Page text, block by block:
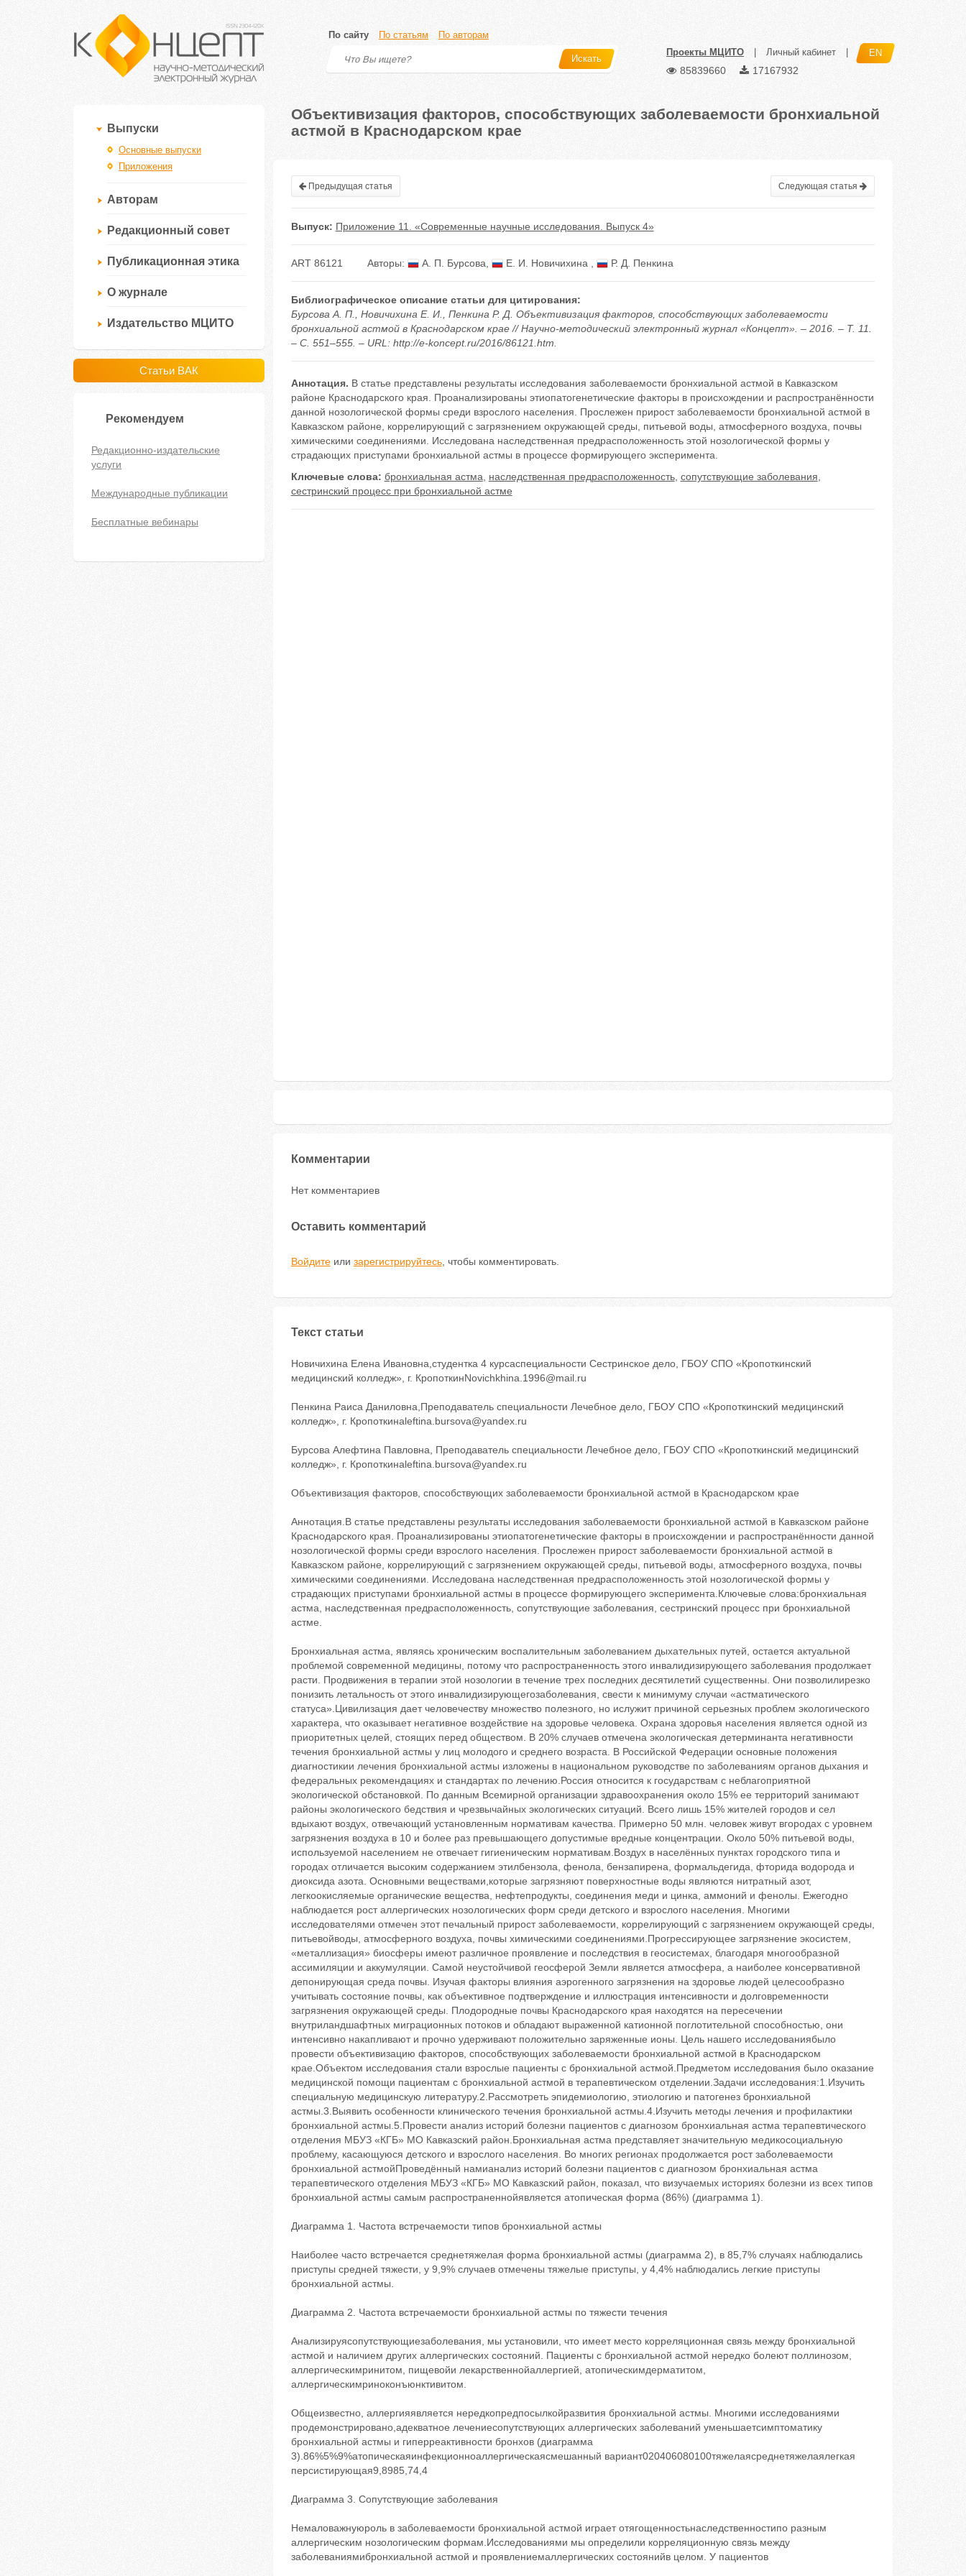
По сайту По статьям По авторам
Искать
Проекты МЦИТО Личный кабинет EN
85839660 17167932
Выпуски
Основные выпуски
Приложения
Авторам
Редакционный совет
Публикационная этика
О журнале
Издательство МЦИТО
Статьи ВАК
Рекомендуем
Редакционно-издательские
услуги
Международные публикации
Бесплатные вебинары
Объективизация факторов, способствующих заболеваемости бронхиальной
астмой в Краснодарском крае
Предыдущая статья Следующая статья
Выпуск: Приложение 11. «Современные научные исследования. Выпуск 4»
ART 86121 Авторы: А. П. Бурсова Е. И. Новичихина Р. Д. Пенкина
Библиографическое описание статьи для цитирования:
Бурсова А. П., Новичихина Е. И., Пенкина Р. Д. Объективизация факторов, способствующих заболеваемости
бронхиальной астмой в Краснодарском крае // Научно-методический электронный журнал «Концепт». – 2016. – Т. 11.
– С. 551–555. – URL: http://e-koncept.ru/2016/86121.htm.
Аннотация. В статье представлены результаты исследования заболеваемости бронхиальной астмой в Кавказском
районе Краснодарского края. Проанализированы этиопатогенетические факторы в происхождении и распространённости
данной нозологической формы среди взрослого населения. Прослежен прирост заболеваемости бронхиальной астмой в
Кавказском районе, коррелирующий с загрязнением окружающей среды, питьевой воды, атмосферного воздуха, почвы
химическими соединениями. Исследована наследственная предрасположенность этой нозологической формы у
страдающих приступами бронхиальной астмы в процессе формирующего эксперимента.
Ключевые слова: бронхиальная астма наследственная предрасположенность, сопутствующие заболевания
сестринский процесс при бронхиальной астме
Комментарии
Нет комментариев
Оставить комментарий
Войдитеили зарегистрируйтесь, чтобы комментировать.
Текст статьи
Новичихина Елена Ивановна,студентка 4 курсаспециальности Сестринское дело, ГБОУ СПО «Кропоткинский
медицинский колледж», г. КропоткинNovichkhina.1996@mail.ru
Пенкина Раиса Даниловна,Преподаватель специальности Лечебное дело, ГБОУ СПО «Кропоткинский медицинский
колледж», г. Кропоткинaleftina.bursova@yandex.ru
Бурсова Алефтина Павловна, Преподаватель специальности Лечебное дело, ГБОУ СПО «Кропоткинский медицинский
колледж», г. Кропоткинaleftina.bursova@yandex.ru
Объективизация факторов, способствующих заболеваемости бронхиальной астмой в Краснодарском крае
Аннотация.В статье представлены результаты исследования заболеваемости бронхиальной астмой в Кавказском районе
Краснодарского края. Проанализированы этиопатогенетические факторы в происхождении и распространённости данной
нозологической формы среди взрослого населения. Прослежен прирост заболеваемости бронхиальной астмой в
Кавказском районе, коррелирующий с загрязнением окружающей среды, питьевой воды, атмосферного воздуха, почвы
химическими соединениями. Исследована наследственная предрасположенность этой нозологической формы у
страдающих приступами бронхиальной астмы в процессе формирующего эксперимента.Ключевые слова:бронхиальная
астма, наследственная предрасположенность, сопутствующие заболевания, сестринский процесс при бронхиальной
астме.
Бронхиальная астма, являясь хроническим воспалительным заболеванием дыхательных путей, остается актуальной
проблемой современной медицины, потому что распространенность этого инвалидизирующего заболевания продолжает
расти. Продвижения в терапии этой нозологии в течение трех последних десятилетий существенны. Они позволилирезко
понизить летальность от этого инвалидизирующегозаболевания, свести к минимуму случаи «астматического
статуса».Цивилизация дает человечеству множество полезного, но ислужит причиной серьезных проблем экологического
характера, что оказывает негативное воздействие на здоровье человека. Охрана здоровья населения является одной из
приоритетных целей, стоящих перед обществом. В 20% случаев отмечена экологическая детерминанта негативности
течения бронхиальной астмы у лиц молодого и среднего возраста. В Российской Федерации основные положения
диагностикии лечения бронхиальной астмы изложены в национальном руководстве по заболеваниям органов дыхания и
федеральных рекомендациях и стандартах по лечению.Россия относится к государствам с неблагоприятной
экологической обстановкой. По данным Всемирной организации здравоохранения около 15% ее территорий занимают
районы экологического бедствия и чрезвычайных экологических ситуаций. Всего лишь 15% жителей городов и сел
вдыхают воздух, отвечающий установленным нормативам качества. Примерно 50 млн. человек живут вгородах с уровнем
загрязнения воздуха в 10 и более раз превышающего допустимые вредные концентрации. Около 50% питьевой воды,
используемой населением не отвечает гигиеническим нормативам.Воздух в населённых пунктах городского типа и
городах отличается высоким содержанием этилбензола, фенола, бензапирена, формальдегида, фторида водорода и
диоксида азота. Основными веществами,которые загрязняют поверхностные воды являются нитратный азот,
легкоокисляемые органические вещества, нефтепродукты, соединения меди и цинка, аммоний и фенолы. Ежегодно
наблюдается рост аллергических нозологических форм среди детского и взрослого населения. Многими
исследователями отмечен этот печальный прирост заболеваемости, коррелирующий с загрязнением окружающей среды,
питьевойводы, атмосферного воздуха, почвы химическими соединениями.Прогрессирующее загрязнение экосистем,
«металлизация» биосферы имеют различное проявление и последствия в геосистемах, благодаря многообразной
ассимиляции и аккумуляции. Самой неустойчивой геосферой Земли является атмосфера, а наиболее консервативной
депонирующая среда почвы. Изучая факторы влияния аэрогенного загрязнения на здоровье людей целесообразно
учитывать состояние почвы, как объективное подтверждение и иллюстрация интенсивности и долговременности
загрязнения окружающей среды. Плодородные почвы Краснодарского края находятся на пересечении
внутриландшафтных миграционных потоков и обладают выраженной катионной поглотительной способностью, они
интенсивно накапливают и прочно удерживают положительно заряженные ионы. Цель нашего исследованиябыло
провести объективизацию факторов, способствующих заболеваемости бронхиальной астмой в Краснодарском
крае.Объектом исследования стали взрослые пациенты с бронхиальной астмой.Предметом исследования было оказание
медицинской помощи пациентам с бронхиальной астмой в терапевтическом отделении.Задачи исследования:1.Изучить
специальную медицинскую литературу.2.Рассмотреть эпидемиологию, этиологию и патогенез бронхиальной
астмы.3.Выявить особенности клинического течения бронхиальной астмы.4.Изучить методы лечения и профилактики
бронхиальной астмы.5.Провести анализ историй болезни пациентов с диагнозом бронхиальная астма терапевтического
отделения МБУЗ «КГБ» МО Кавказский район.Бронхиальная астма представляет значительную медикосоциальную
проблему, касающуюся детского и взрослого населения. Во многих регионах продолжается рост заболеваемости
бронхиальной астмойПроведённый намианализ историй болезни пациентов с диагнозом бронхиальная астма
терапевтического отделения МБУЗ «КГБ» МО Кавказский район, показал, что визучаемых историях болезни из всех типов
бронхиальной астмы самым распространеннойявляется атопическая форма (86%) (диаграмма 1).
Диаграмма 1. Частота встречаемости типов бронхиальной астмы
Наиболее часто встречается среднетяжелая форма бронхиальной астмы (диаграмма 2), в 85,7% случаях наблюдались
приступы средней тяжести, у 9,9% случаев отмечены тяжелые приступы, у 4,4% наблюдались легкие приступы
бронхиальной астмы.
Диаграмма 2. Частота встречаемости бронхиальной астмы по тяжести течения
Анализируясопутствующиезаболевания, мы установили, что имеет место корреляционная связь между бронхиальной
астмой и наличием других аллергических состояний. Пациенты с бронхиальной астмой нередко болеют поллинозом,
аллергическимринитом, пищевойи лекарственнойаллергией, атопическимдерматитом,
аллергическимриноконъюнктивитом.
Общеизвестно, аллергияявляется нередкопредпосылкойразвития бронхиальной астмы. Многими исследованиями
продемонстрировано,адекватное лечениесопутствующих аллергических заболеваний уменьшаетсимптоматику
бронхиальной астмы и гиперреактивности бронхов (диаграмма
3).86%5%9%атопическаяинфекционноаллергическаясмешанный вариант020406080100тяжелаясреднетяжелаялегкая
персистирующая9,8985,74,4
Диаграмма 3. Сопутствующие заболевания
Немаловажнуюроль в заболеваемости бронхиальной астмой играет отягощенностьнаследственностипо разным
аллергическим нозологическим формам.Исследованиями мы определили корреляционную связь между
заболеваниямибронхиальной астмой и проявлениемаллергических состоянийв целом. У пациентов